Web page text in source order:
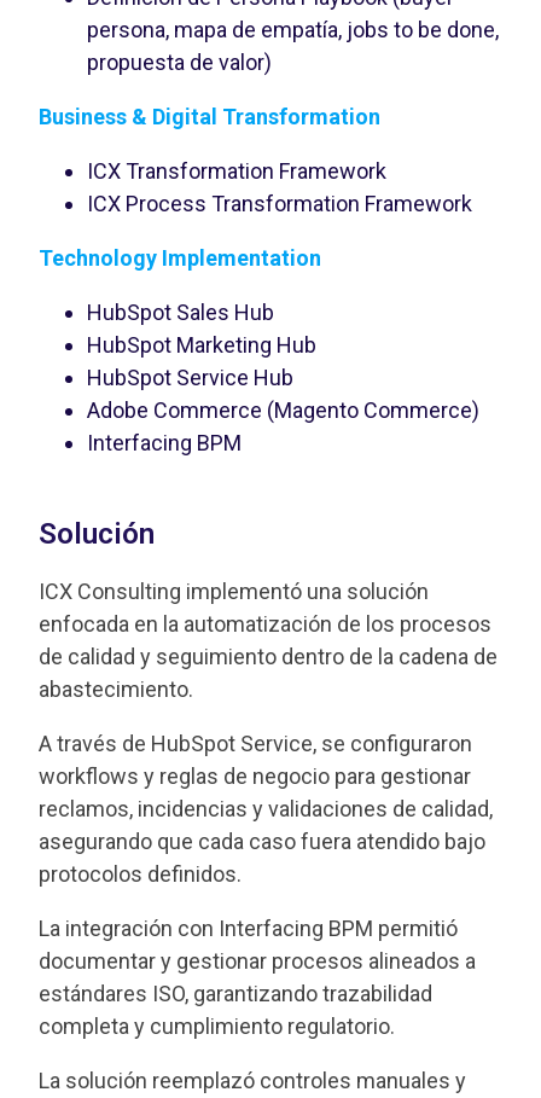
persona, mapa de empatía, jobs to be done,
propuesta de valor)
Business & Digital Transformation
ICX Transformation Framework
ICX Process Transformation Framework
Technology Implementation
HubSpot Sales Hub
HubSpot Marketing Hub
HubSpot Service Hub
Adobe Commerce (Magento Commerce)
Interfacing BPM
Solución
ICX Consulting implementó una solución
enfocada en la automatización de los procesos
de calidad y seguimiento dentro de la cadena de
abastecimiento.
A través de HubSpot Service, se configuraron
workflows y reglas de negocio para gestionar
reclamos, incidencias y validaciones de calidad,
asegurando que cada caso fuera atendido bajo
protocolos definidos.
La integración con Interfacing BPM permitió
documentar y gestionar procesos alineados a
estándares ISO, garantizando trazabilidad
completa y cumplimiento regulatorio.
La solución reemplazó controles manuales y